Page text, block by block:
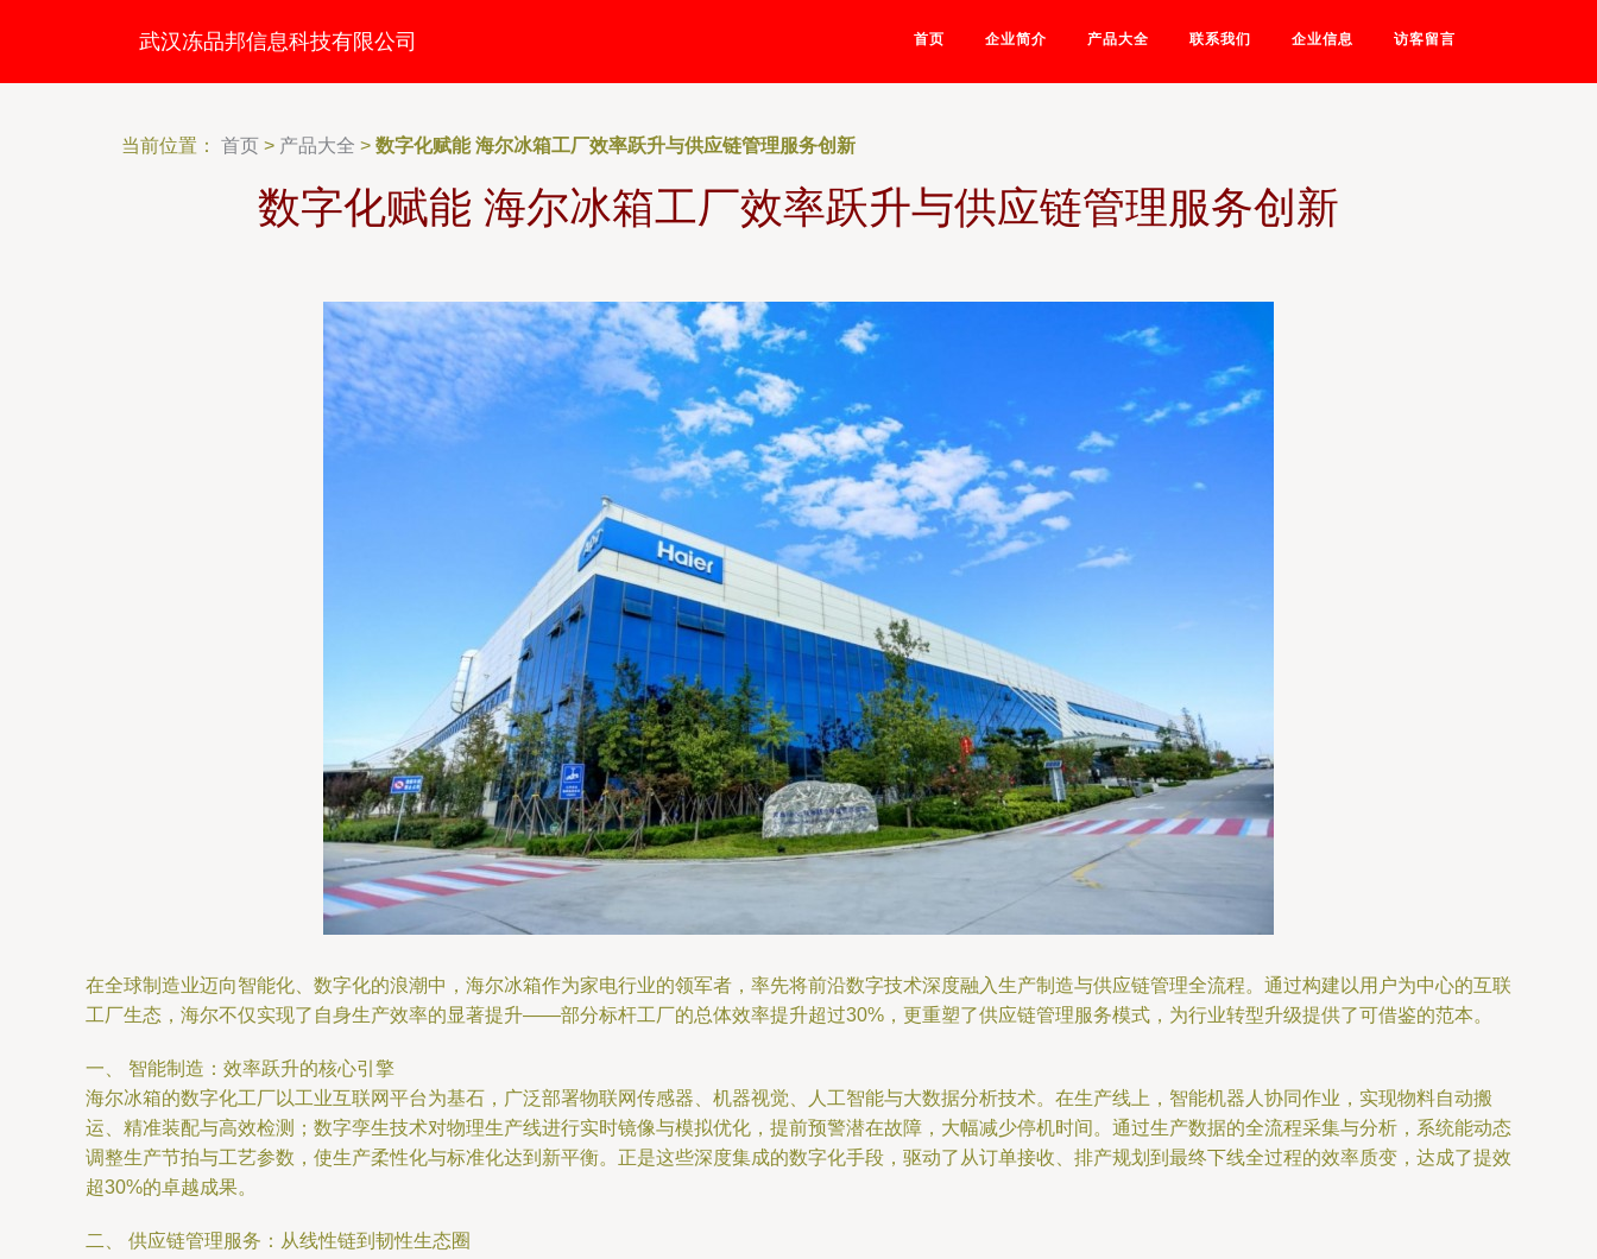
武汉冻品邦信息科技有限公司 首页 企业简介 产品大全 联系我们 企业信息 访客留言
当前位置： 首页 > 产品大全 > 数字化赋能 海尔冰箱工厂效率跃升与供应链管理服务创新
数字化赋能 海尔冰箱工厂效率跃升与供应链管理服务创新
在全球制造业迈向智能化、数字化的浪潮中，海尔冰箱作为家电行业的领军者，率先将前沿数字技术深度融入生产制造与供应链管理全流程。通过构建以用户为中心的互联
工厂生态，海尔不仅实现了自身生产效率的显著提升——部分标杆工厂的总体效率提升超过30%，更重塑了供应链管理服务模式，为行业转型升级提供了可借鉴的范本。
一、 智能制造：效率跃升的核心引擎
海尔冰箱的数字化工厂以工业互联网平台为基石，广泛部署物联网传感器、机器视觉、人工智能与大数据分析技术。在生产线上，智能机器人协同作业，实现物料自动搬
运、精准装配与高效检测；数字孪生技术对物理生产线进行实时镜像与模拟优化，提前预警潜在故障，大幅减少停机时间。通过生产数据的全流程采集与分析，系统能动态
调整生产节拍与工艺参数，使生产柔性化与标准化达到新平衡。正是这些深度集成的数字化手段，驱动了从订单接收、排产规划到最终下线全过程的效率质变，达成了提效
超30%的卓越成果。
二、 供应链管理服务：从线性链到韧性生态圈